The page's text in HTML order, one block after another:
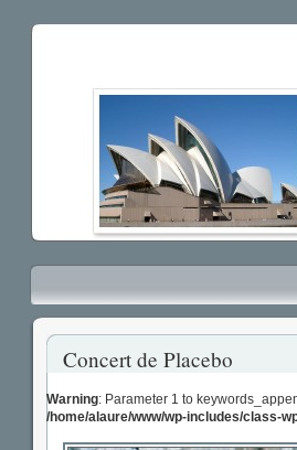
Concert de Placebo
Warning: Parameter 1 to
/home/alaure/www/wp-includes/class-